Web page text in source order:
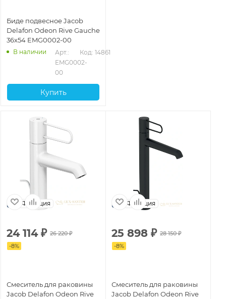
Биде подвесное Jacob
Delafon Odeon Rive Gauche
36x54 EMG0002-00
В наличии
Арт.:
EMG0002-
00
Код: 14861
Купить
Франция
24 114₽ 26 220₽
-8%
Смеситель для раковины
Jacob Delafon Odeon Rive
Франция
25 898 ₽ 28 150₽
-8%
Смеситель для раковины
Jacob Delafon Odeon Rive